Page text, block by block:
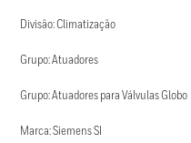
Divisão: Climatização
Grupo: Atuadores
Grupo: Atuadores para Válvulas Globo
Marca: Siemens SI